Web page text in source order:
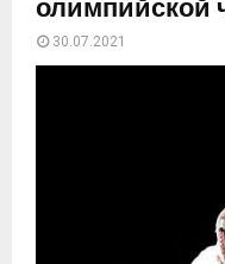
олимпийской
30.07.2021